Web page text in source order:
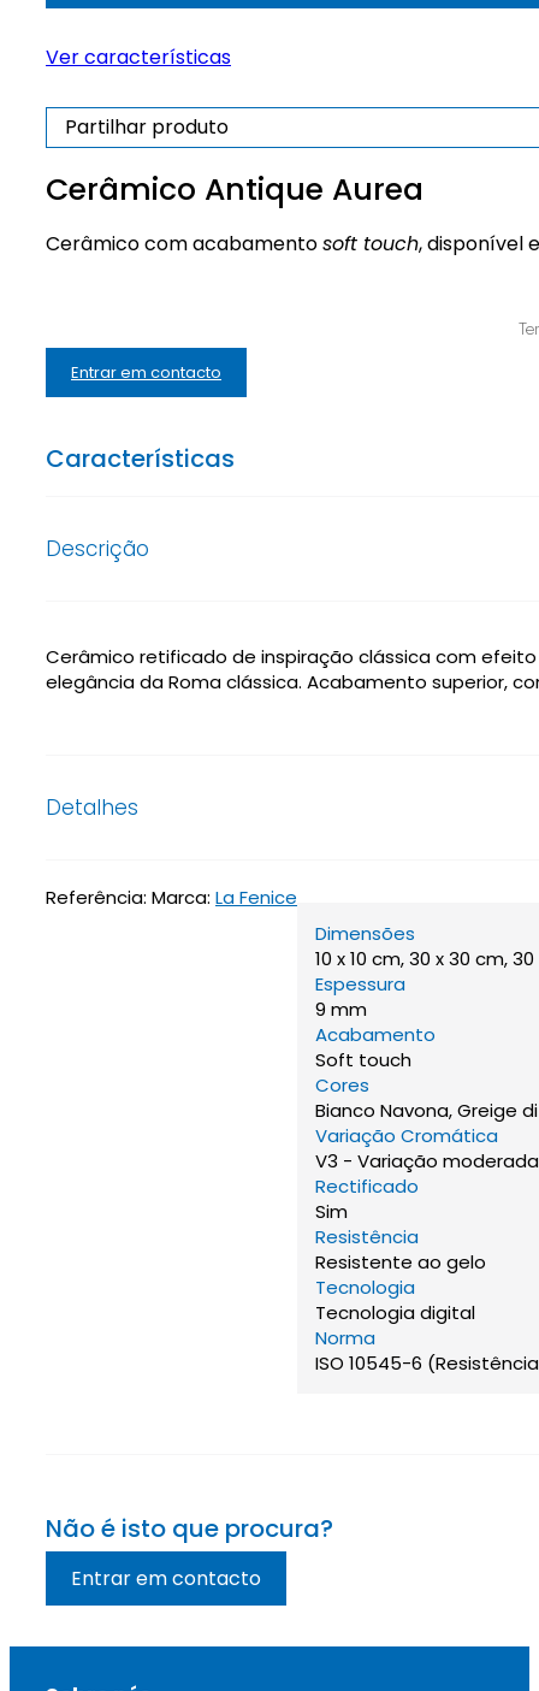
Aurea
Ver características
Partilhar produto
Cerâmico Antique Aurea
Cerâmico com acabamentosoft touch, disponível
Entrar em contacto
Características
Descrição
Cerâmico retificado de inspiração clássica com efeito
elegância da Roma clássica. Acabamento superior,
Detalhes
Referência: Marca: La Fenice
Dimensões
10 x 10 cm, 30 x 30 cm,
Espessura
9 mm
Acabamento
Soft touch
Cores
Bianco Navona, Greige
Variação Cromática
V3 - Variação moderada
Rectificado
Sim
Resistência
Resistente ao gelo
Tecnologia
Tecnologia digital
Norma
ISO 10545-6
Não é isto que procura?
Entrar em contacto